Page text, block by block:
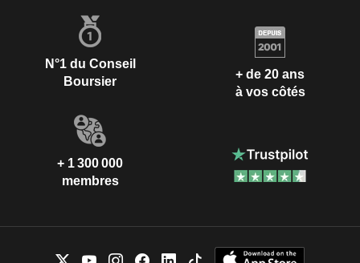
N°1 du Conseil
Boursier
+ de 20 ans
à vos côtés
+ 1 300 000
membres